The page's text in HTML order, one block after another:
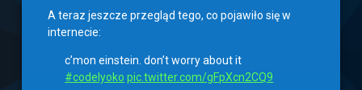
A teraz jeszcze przegląd tego, co pojawiło się w
internecie:
c’mon einstein. don’t worry about it
#codelyoko pic.twitter.com/gFpXcn2CQ9